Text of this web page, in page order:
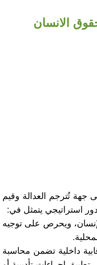
الانسان
جهة تُترجم العدالة وقيم
استراتيجي يتمثل في:
ويحرص على توجيه
داخلية تضمن محاسبة